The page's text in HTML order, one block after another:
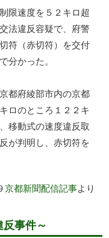
限速度を５２キロ超
法違反容疑で、府警
符（赤切符）を交付
分かった。
都府綾部市内の京都
ロのところ１２２キ
移動式の速度違反取
が判明し、赤切符を
京都新聞配信記事より
事件～